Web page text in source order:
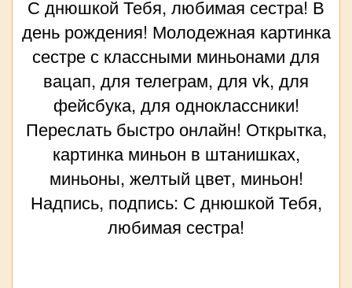
С днюшкой Тебя, любимая сестра! В
день рождения! Молодежная картинка
сестре с классными миньонами для
вацап, для телеграм, для vk, для
фейсбука, для одноклассники!
Переслать быстро онлайн! Открытка,
картинка миньон в штанишках,
миньоны, желтый цвет, миньон!
Надпись, подпись: С днюшкой Тебя,
любимая сестра!